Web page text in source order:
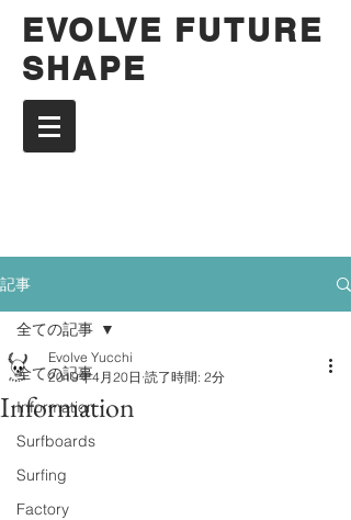
EVOLVE FUTURE
SHAPE
記事
全ての記事
Information
Surfboards
Surfing
Factory
全ての記事
Information
Evolve Yucchi
2019年4月20日 読了時間: 2分